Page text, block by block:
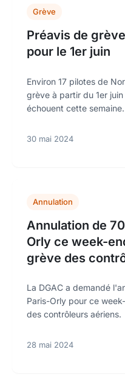
Grève
Préavis de
pour le 1er juin
Environ 17 pilotes de
grève à partir du 1er
échouent cette semaine.
30 mai 2024
Annulation
Annulation de
Orly ce week-
grève des
La DGAC a demandé
Paris-Orly pour ce
des contrôleurs aériens.
28 mai 2024